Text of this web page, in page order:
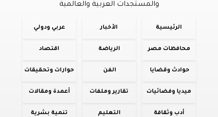
والمستجدات العربية والعالمية
الرئيسية الأخبار عربي ودولي
محافظات مصر الرياضة اقتصاد
حوادث وقضايا الفن حوارات وتحقيقات
ميديا وفضائيات تقارير وملفات أعمدة ومقالات
أدب وثقافة التعليم تنمية بشرية